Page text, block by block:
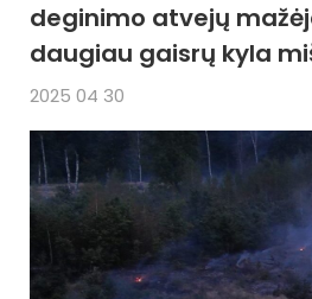
2025 04 30
deginimo atvejų
daugiau gaisrų kyla